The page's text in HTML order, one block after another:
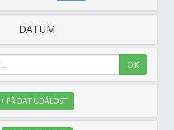
DATUM
OK
+ PŘIDAT UDÁLOST